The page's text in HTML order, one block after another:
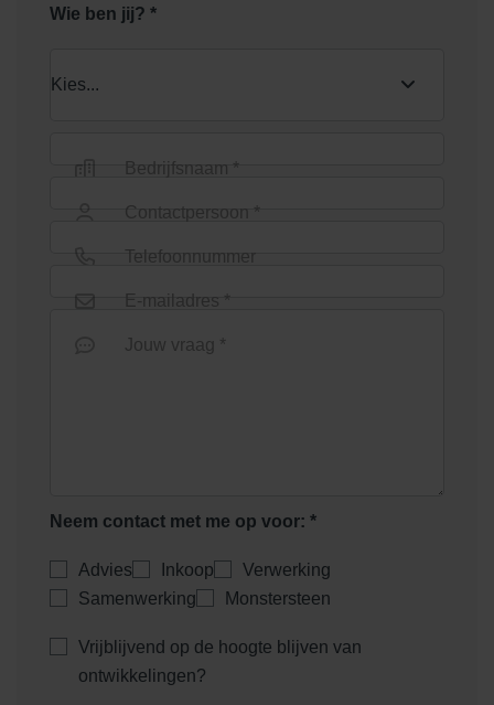
Wie ben jij? *
Bedrijfsnaam *
Contactpersoon *
Telefoonnummer
E-mailadres *
Jouw vraag *
Neem contact met me op voor: *
Advies Inkoop
Verwerking
Samenwerking
Monstersteen
Vrijblijvend op de hoogte blijven van
ontwikkelingen?